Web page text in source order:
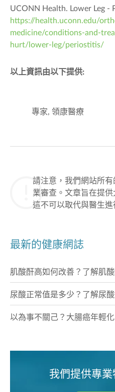
UCONN Health. Lower Leg -
https://health.uconn.edu/
medicine/conditions-and-
hurt/lower-leg/periostitis/
以上資訊由以下提供:
專家, 領康醫療
請注意，我們網站所
業審查。文章旨在提
這不可以取代與醫生進
最新的健康網誌
肌酸酐高如何改善？了解肌
尿酸正常值是多少？了解尿
以為事不關己？大腸癌年輕化
我們提供專